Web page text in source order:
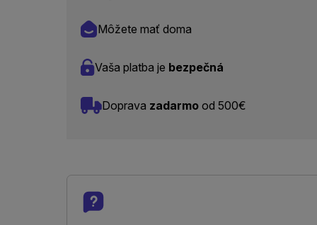
Môžete mať doma
Vaša platba je bezpečná
Doprava zadarmo od 500€